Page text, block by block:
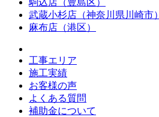
武蔵小杉店（神奈川県川崎市）
麻布店（港区）
工事エリア
施工実績
お客様の声
よくある質問
補助金について